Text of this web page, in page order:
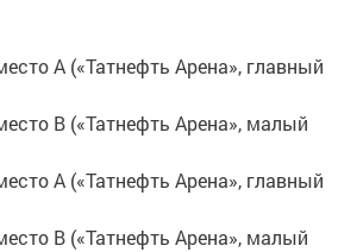
А («Татнефть Арена», главный
В («Татнефть Арена», малый
А («Татнефть Арена», главный
В («Татнефть Арена», малый